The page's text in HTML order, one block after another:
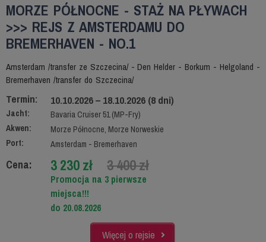
MORZE PÓŁNOCNE - STAŻ NA PŁYWACH
>>> REJS Z AMSTERDAMU DO
BREMERHAVEN - NO.1
Amsterdam /transfer ze Szczecina/ - Den Helder - Borkum - Helgoland -
Bremerhaven /transfer do Szczecina/
Termin: 10.10.2026 – 18.10.2026 (8 dni)
Jacht:
Bavaria Cruiser 51 (MP-Fry)
Akwen:
Morze Północne, Morze Norweskie
Port:
Amsterdam - Bremerhaven
Cena: 3 230 zł 3 400 zł
Promocja na 3 pierwsze
miejsca!!!
do 20.08.2026
Więcej o rejsie